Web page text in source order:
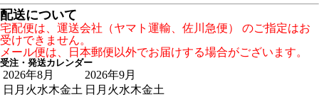
配送について
宅配便は、運送会社（ヤマト運輸、佐川急便） のご指定はお
受けできません。
メール便は、日本郵便以外でお届けする場合がございます。
受注・発送カレンダー
2026年8月
日 月 火水木金土
2026年9月
日 月 火水木金土